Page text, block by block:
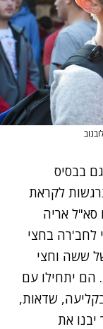
בבסיס
לקראת
סא"ל אריה
לחב'רה בחצי
ששה וחצי
הם יתחילו עם
שדאות,
יבנו את